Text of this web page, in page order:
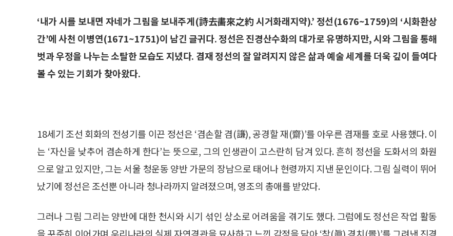
‘내가 시를 보내면 자네가 그림을 보내주게(詩去畵來之約 시거화래지약).’ 정선(1676~1759)의 ‘시화환상
간’에 사천 이병연(1671~1751)이 남긴 글귀다. 정선은 진경산수화의 대가로 유명하지만, 시와 그림을 통해
벗과 우정을 나누는 소탈한 모습도 지녔다. 겸재 정선의 잘 알려지지 않은 삶과 예술 세계를 더욱 깊이 들여다
볼 수 있는 기회가 찾아왔다.
18세기 조선 회화의 전성기를 이끈 정선은 ‘겸손할 겸(謙), 공경할 재(齋)’를 아우른 겸재를 호로 사용했다. 이
는 ‘자신을 낮추어 겸손하게 한다’는 뜻으로, 그의 인생관이 고스란히 담겨 있다. 흔히 정선을 도화서의 화원
으로 알고 있지만, 그는 서울 청운동 양반 가문의 장남으로 태어나 현령까지 지낸 문인이다. 그림 실력이 뛰어
났기에 정선은 조선뿐 아니라 청나라까지 알려졌으며, 영조의 총애를 받았다.
그러나 그림 그리는 양반에 대한 천시와 시기 섞인 상소로 어려움을 겪기도 했다. 그럼에도 정선은 작업 활동